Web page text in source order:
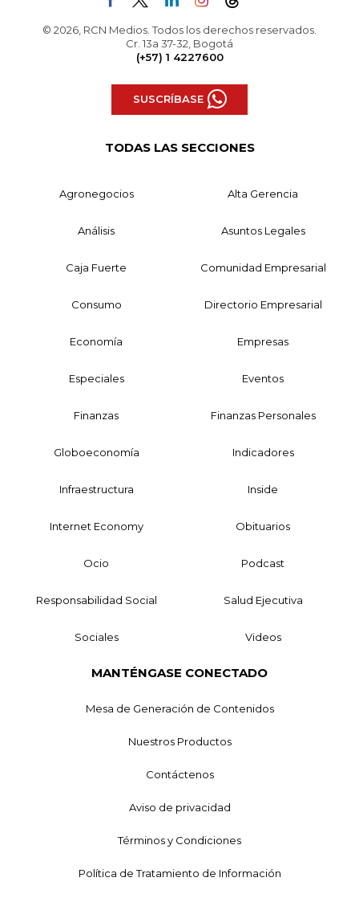
© 2026, RCN Medios. Todos los derechos reservados.
Cr. 13a 37-32, Bogotá
(+57) 1 4227600
SUSCRÍBASE
TODAS LAS SECCIONES
Agronegocios Alta Gerencia
Análisis Asuntos Legales
Caja Fuerte Comunidad Empresarial
Consumo Directorio Empresarial
Economía Empresas
Especiales Eventos
Finanzas Finanzas Personales
Globoeconomía Indicadores
Infraestructura Inside
Internet Economy Obituarios
Ocio Podcast
Responsabilidad Social Salud Ejecutiva
Sociales Videos
MANTÉNGASE CONECTADO
Mesa de Generación de Contenidos
Nuestros Productos
Contáctenos
Aviso de privacidad
Términos y Condiciones
Política de Tratamiento de Información